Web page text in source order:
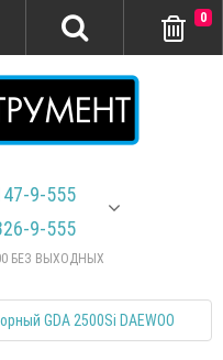
9-555
9-555
БЕЗ ВЫХОДНЫХ
0
GDA 2500Si DAEWOO